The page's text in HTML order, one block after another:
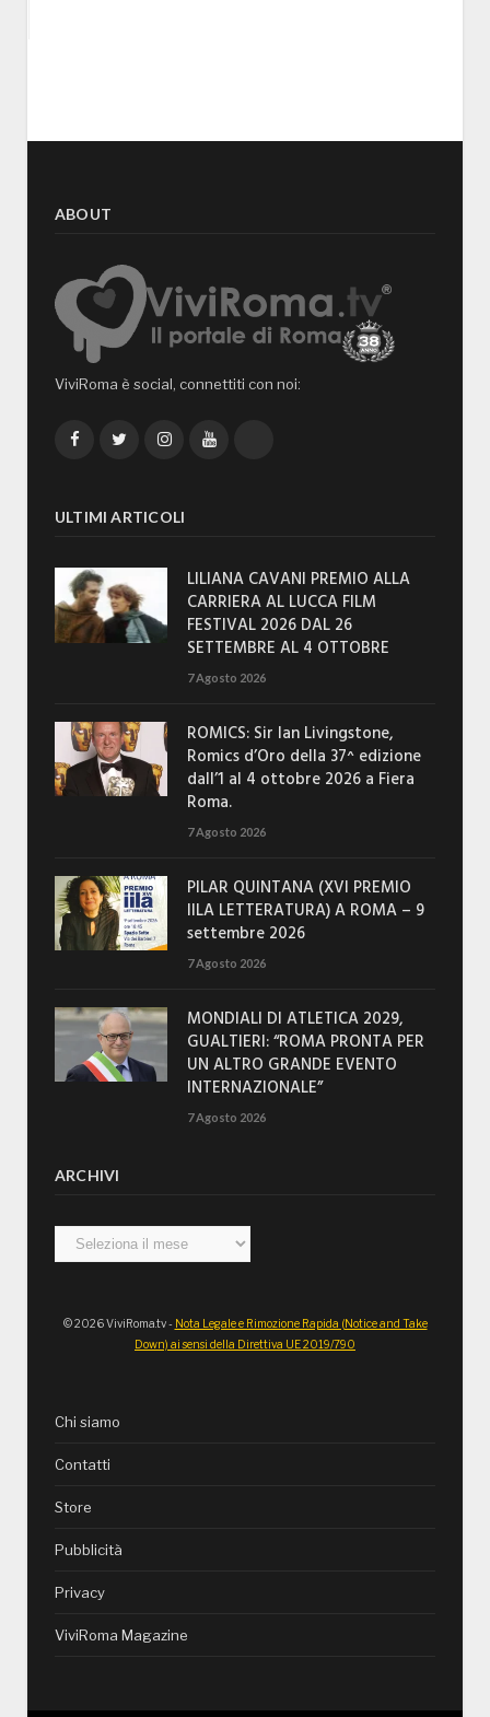
ABOUT
ViviRoma è social, connettiti con noi:
FacebookTwitterInstagramYouTube
ULTIMI ARTICOLI
LILIANA CAVANI PREMIO ALLA
CARRIERA AL LUCCA FILM
FESTIVAL 2026 DAL 26
SETTEMBRE AL 4 OTTOBRE
7 Agosto 2026
ROMICS: Sir Ian Livingstone,
Romics d’Oro della 37^ edizione
dall’1 al 4 ottobre 2026 a Fiera
Roma.
7 Agosto 2026
PILAR QUINTANA (XVI PREMIO
IILA LETTERATURA) A ROMA – 9
settembre 2026
7 Agosto 2026
MONDIALI DI ATLETICA 2029,
GUALTIERI: “ROMA PRONTA PER
UN ALTRO GRANDE EVENTO
INTERNAZIONALE”
7 Agosto 2026
ARCHIVI
Archivi
© 2026 ViviRoma.tv - Nota Legale e Rimozione Rapida (Notice and Take
Down) ai sensi della Direttiva UE 2019/790
Chi siamo
Contatti
Store
Pubblicità
Privacy
ViviRoma Magazine